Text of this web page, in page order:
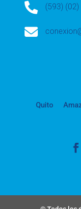
 (593)

Quito